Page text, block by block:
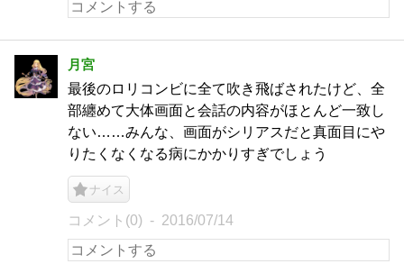
月宮
最後のロリコンビに全て吹き飛ばされたけど、全
部纏めて大体画面と会話の内容がほとんど一致し
ない……みんな、画面がシリアスだと真面目にや
りたくなくなる病にかかりすぎでしょう
ナイス
コメント(0) 2016/07/14